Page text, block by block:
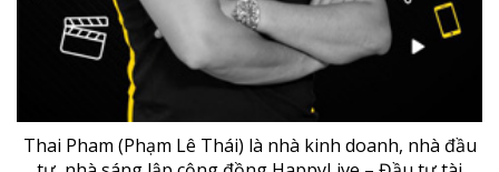
Thai Pham (Phạm Lê Thái) là nhà kinh doanh, nhà đầu